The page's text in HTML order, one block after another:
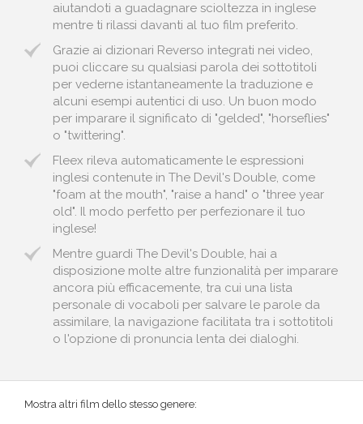
aiutandoti a guadagnare scioltezza in inglese
mentre ti rilassi davanti al tuo film preferito.
Grazie ai dizionari Reverso integrati nei video,
puoi cliccare su qualsiasi parola dei sottotitoli
per vederne istantaneamente la traduzione e
alcuni esempi autentici di uso. Un buon modo
per imparare il significato di "gelded", "horseflies"
o "twittering".
Fleex rileva automaticamente le espressioni
inglesi contenute in The Devil's Double, come
"foam at the mouth", "raise a hand" o "three year
old". Il modo perfetto per perfezionare il tuo
inglese!
Mentre guardi The Devil's Double, hai a
disposizione molte altre funzionalità per imparare
ancora più efficacemente, tra cui una lista
personale di vocaboli per salvare le parole da
assimilare, la navigazione facilitata tra i sottotitoli
o l'opzione di pronuncia lenta dei dialoghi.
Mostra altri film dello stesso genere: